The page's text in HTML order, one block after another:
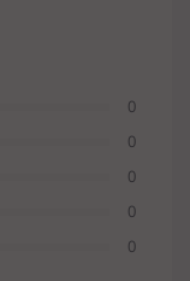
0
0
0
0
0